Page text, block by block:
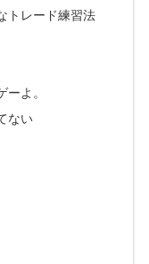
トレード練習法
よ。
ない